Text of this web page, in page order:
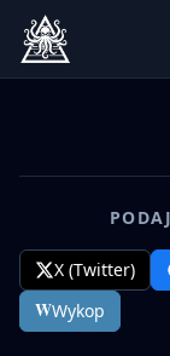
X (Twitter)
WWykop